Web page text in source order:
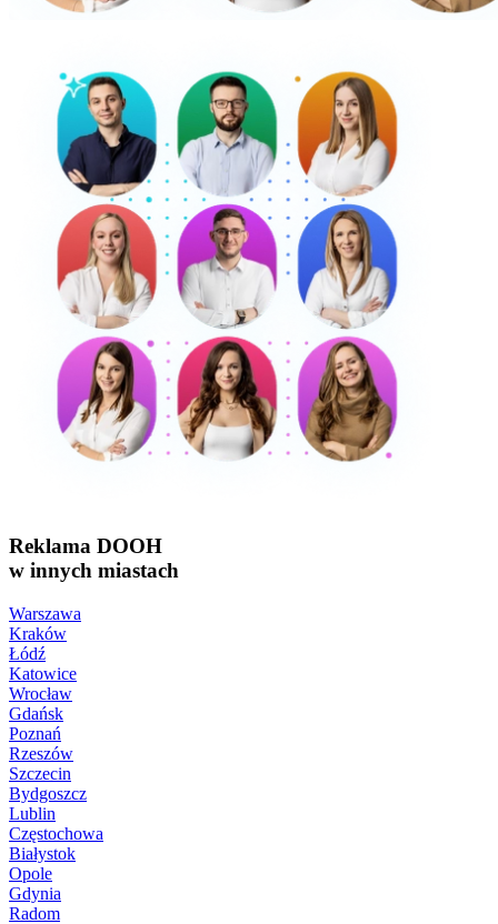
Reklama DOOH
w innych miastach
Warszawa
Kraków
Łódź
Katowice
Wrocław
Gdańsk
Poznań
Rzeszów
Szczecin
Bydgoszcz
Lublin
Częstochowa
Białystok
Opole
Gdynia
Radom